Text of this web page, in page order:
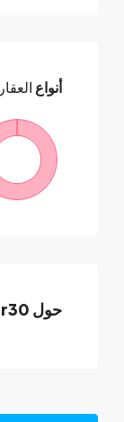
أنواع العقار
حول user30